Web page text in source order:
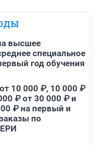
высшее
специальное
год обучения
10 000 ₽, 10 000 ₽
₽ от 30 000 ₽ и
₽ на первый и
по